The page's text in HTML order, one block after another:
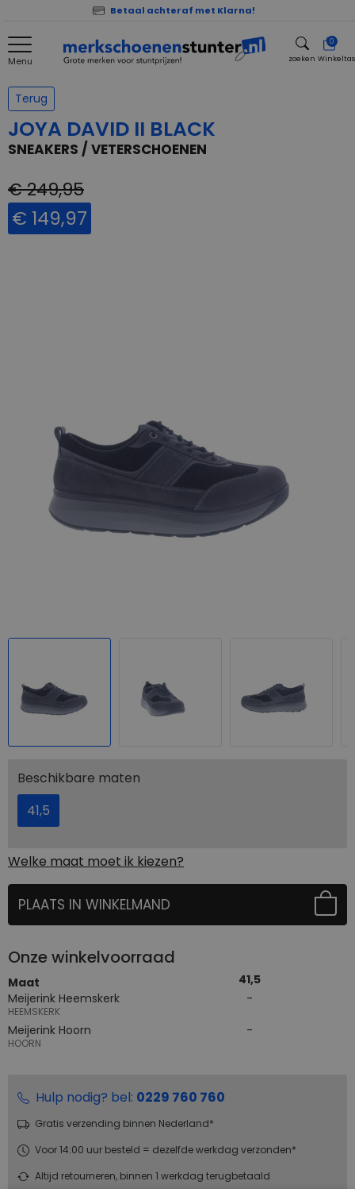
Betaal achteraf met Klarna!
Menu zoeken
0
Winkeltas
Terug
JOYA DAVID II BLACK
SNEAKERS / VETERSCHOENEN
€ 249,95
€ 149,97
Beschikbare maten
41,5
Welke maat moet ik kiezen?
PLAATS IN WINKELMAND
Onze winkelvoorraad
Maat
41,5
Meijerink Heemskerk
HEEMSKERK
Meijerink Hoorn
HOORN
Hulp nodig? bel: 0229 760 760
Gratis verzending binnen Nederland*
Voor 14:00 uur besteld = dezelfde werkdag verzonden*
Altijd retourneren, binnen 1 werkdag terugbetaald